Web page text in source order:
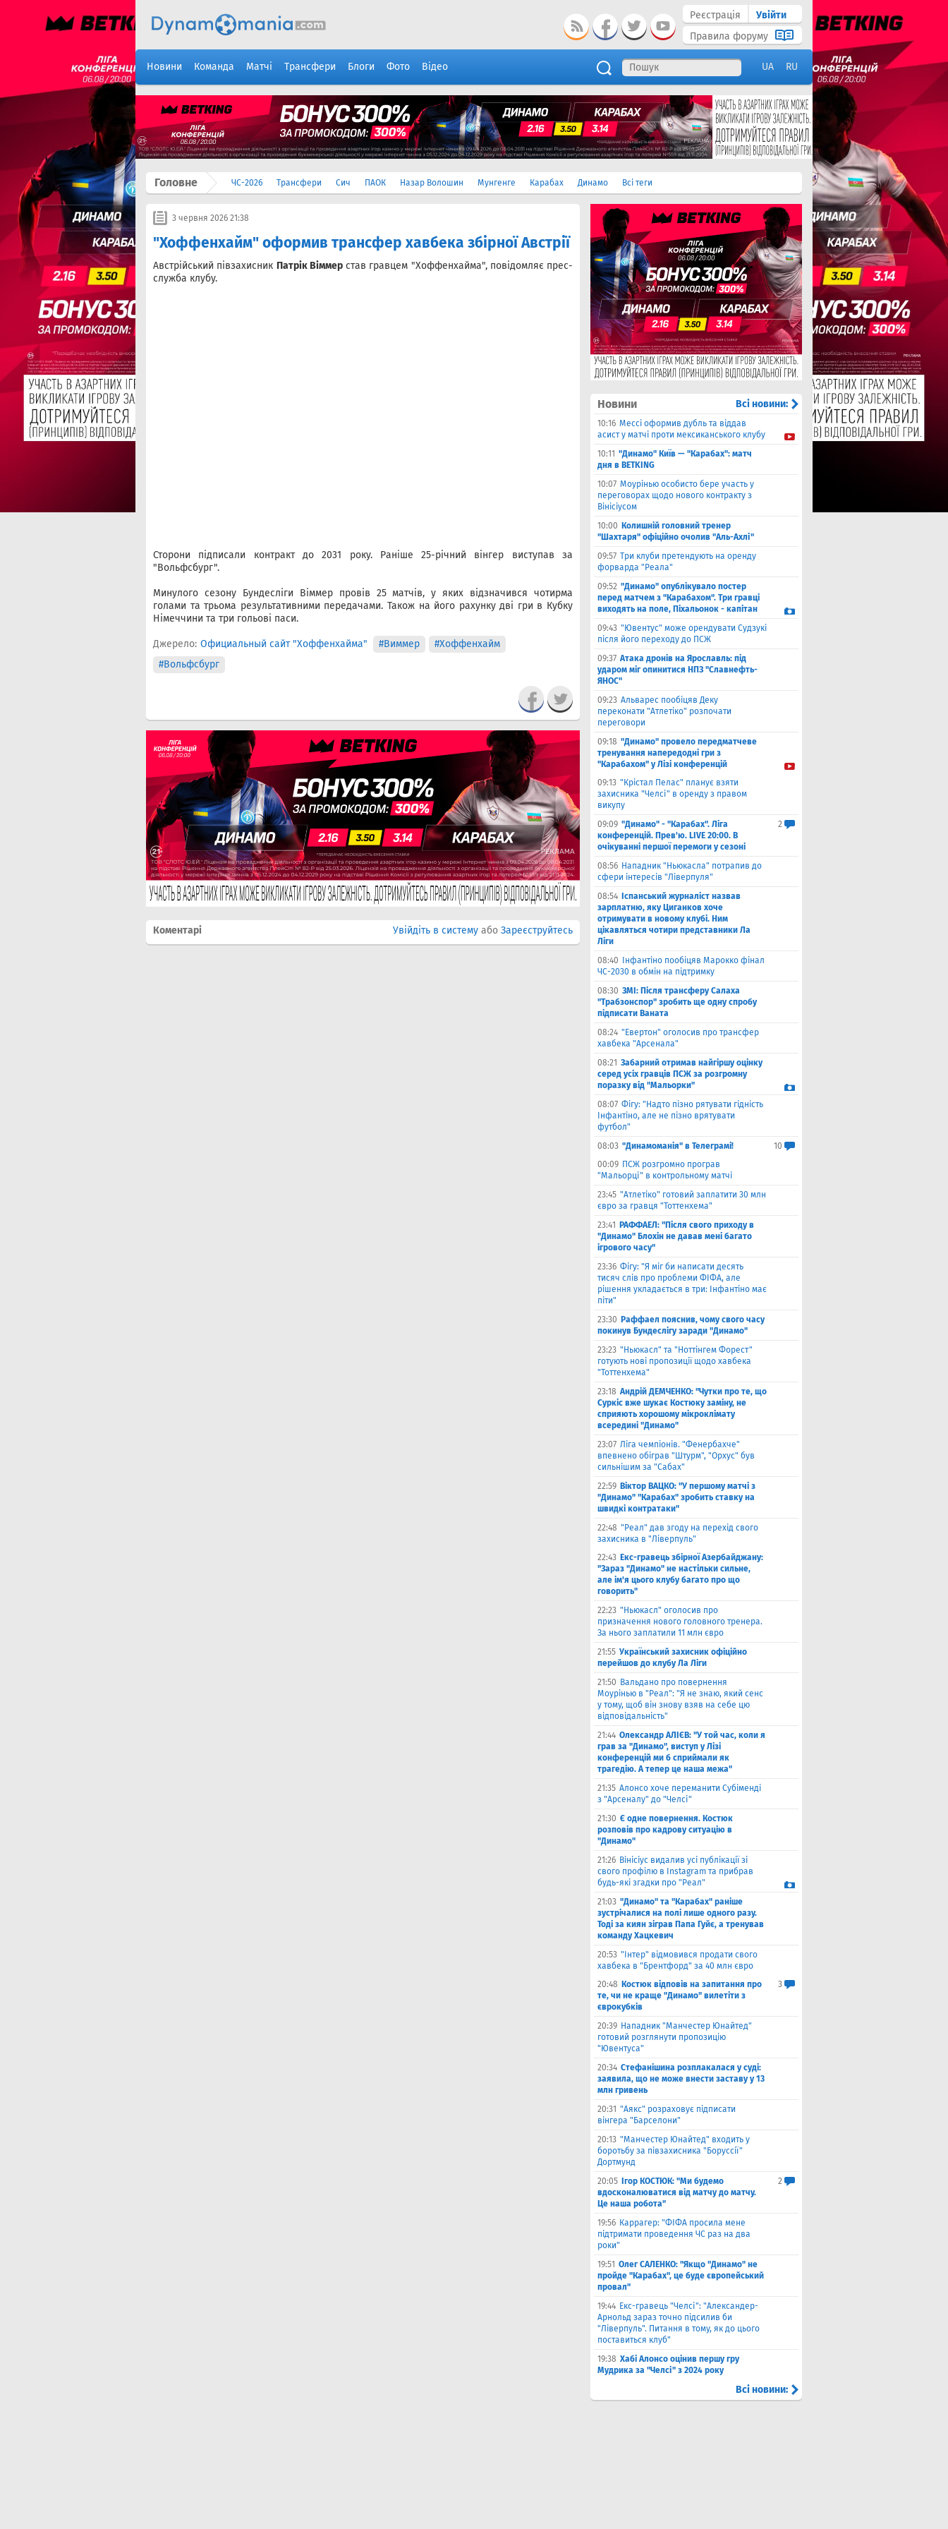
Реєстрація
Увійти
Правила форуму
Новини Команда Матчі Трансфери Блоги Фото Відео UA RU
Головне ЧС-2026 Трансфери Сич ПАОК Назар Волошин Мунгенге Карабах Динамо Всі теги
3 червня 2026 21:38
"Хоффенхайм" оформив трансфер хавбека збірної Австрії
Австрійський півзахисник Патрік Віммерстав гравцем "Хоффенхайма", повідомляє прес-
служба клубу.
Сторони підписали контракт до 2031 року. Раніше 25-річний вінгер виступав за
"Вольфсбург".
Минулого сезону Бундесліги Віммер провів 25 матчів, у яких відзначився чотирма
голами та трьома результативними передачами. Також на його рахунку дві гри в Кубку
Німеччини та три гольові паси.
Джерело: Официальный сайт "Хоффенхайма" #Виммер
#Хоффенхайм
#Вольфсбург
Коментарі Увійдіть в систему або Зареєструйтесь
Новини Всі новини:
10:16 Мессі оформив дубль та віддав
асист у матчі проти мексиканського клубу
10:11 "Динамо" Київ — "Карабах": матч
дня в BETKING
10:07 Моурінью особисто бере участь у
переговорах щодо нового контракту з
Вінісіусом
10:00 Колишній головний тренер
"Шахтаря" офіційно очолив "Аль-Ахлі"
09:57 Три клуби претендують на оренду
форварда "Реала"
09:52 "Динамо" опублікувало постер
перед матчем з "Карабахом". Три гравці
виходять на поле, Піхальонок - капітан
09:43 "Ювентус" може орендувати Судзукі
після його переходу до ПСЖ
09:37 Атака дронів на Ярославль: під
ударом міг опинитися НПЗ "Славнефть-
ЯНОС"
09:23 Альварес пообіцяв Деку
переконати "Атлетіко" розпочати
переговори
09:18 "Динамо" провело передматчеве
тренування напередодні гри з
"Карабахом" у Лізі конференцій
09:13 "Крістал Пелас" планує взяти
захисника "Челсі" в оренду з правом
викупу
09:09 "Динамо" - "Карабах". Ліга
конференцій. Прев'ю. LIVE 20:00. В
очікуванні першої перемоги у сезоні
2
08:56 Нападник "Ньюкасла" потрапив до
сфери інтересів "Ліверпуля"
08:54
Іспанський журналіст назвав
зарплатню, яку Циганков хоче
отримувати в новому клубі. Ним
цікавляться чотири представники Ла
Ліги
08:40
Інфантіно пообіцяв Марокко фінал
ЧС-2030 в обмін на підтримку
08:30 ЗМІ: Після трансферу Салаха
"Трабзонспор" зробить ще одну спробу
підписати Ваната
08:24 "Евертон" оголосив про трансфер
хавбека "Арсенала"
08:21 Забарний отримав найгіршу оцінку
серед усіх гравців ПСЖ за розгромну
поразку від "Мальорки"
08:07 Фігу: "Надто пізно рятувати гідність
Інфантіно, але не пізно врятувати
футбол"
08:03 "Динамоманія" в Телеграмі!
10
00:09 ПСЖ розгромно програв
"Мальорці" в контрольному матчі
23:45 "Атлетіко" готовий заплатити 30 млн
євро за гравця "Тоттенхема"
23:41
РАФФАЕЛ: "Після свого приходу в
"Динамо" Блохін не давав мені багато
ігрового часу"
23:36 Фігу: "Я міг би написати десять
тисяч слів про проблеми ФІФА, але
рішення укладається в три: Інфантіно має
піти"
23:30 Раффаел пояснив, чому свого часу
покинув Бундеслігу заради "Динамо"
23:23 "Ньюкасл" та "Ноттінгем Форест"
готують нові пропозиції щодо хавбека
"Тоттенхема"
23:18 Андрій ДЕМЧЕНКО: "Чутки про те, що
Суркіс вже шукає Костюку заміну, не
сприяють хорошому мікроклімату
всередині "Динамо"
23:07 Ліга чемпіонів. "Фенербахче"
впевнено обіграв "Штурм", "Орхус" був
сильнішим за "Сабах"
22:59 Віктор ВАЦКО: "У першому матчі з
"Динамо" "Карабах" зробить ставку на
швидкі контратаки"
22:48 "Реал" дав згоду на перехід свого
захисника в "Ліверпуль"
22:43 Екс-гравець збірної Азербайджану:
"Зараз "Динамо" не настільки сильне,
але ім'я цього клубу багато про що
говорить"
22:23 "Ньюкасл" оголосив про
призначення нового головного тренера.
За нього заплатили 11 млн євро
21:55 Український захисник офіційно
перейшов до клубу Ла Ліги
21:50 Вальдано про повернення
Моурінью в "Реал": "Я не знаю, який сенс
у тому, щоб він знову взяв на себе цю
відповідальність"
21:44 Олександр АЛІЄВ: "У той час, коли я
грав за "Динамо", виступ у Лізі
конференцій ми б сприймали як
трагедію. А тепер це наша межа"
21:35 Алонсо хоче переманити Субіменді
з "Арсеналу" до "Челсі"
21:30 Є одне повернення. Костюк
розповів про кадрову ситуацію в
"Динамо"
21:26 Вінісіус видалив усі публікації зі
свого профілю в Instagram та прибрав
будь-які згадки про "Реал"
21:03 "Динамо" та "Карабах" раніше
зустрічалися на полі лише одного разу.
Тоді за киян зіграв Папа Гуйє, а тренував
команду Хацкевич
20:53 "Інтер" відмовився продати свого
хавбека в "Брентфорд" за 40 млн євро
20:48 Костюк відповів на запитання про
те, чи не краще "Динамо" вилетіти з
єврокубків
3
20:39 Нападник "Манчестер Юнайтед"
готовий розглянути пропозицію
"Ювентуса"
20:34 Стефанішина розплакалася у суді:
заявила, що не може внести заставу у 13
млн гривень
20:31 "Аякс" розраховує підписати
вінгера "Барселони"
20:13 "Манчестер Юнайтед" входить у
боротьбу за півзахисника "Боруссії"
Дортмунд
20:05
Ігор КОСТЮК: "Ми будемо
вдосконалюватися від матчу до матчу.
Це наша робота"
2
19:56 Каррагер: "ФІФА просила мене
підтримати проведення ЧС раз на два
роки"
19:51 Олег САЛЕНКО: "Якщо "Динамо" не
пройде "Карабах", це буде європейський
провал"
19:44 Екс-гравець "Челсі": "Александер-
Арнольд зараз точно підсилив би
"Ліверпуль". Питання в тому, як до цього
поставиться клуб"
19:38 Хабі Алонсо оцінив першу гру
Мудрика за "Челсі" з 2024 року
Всі новини: